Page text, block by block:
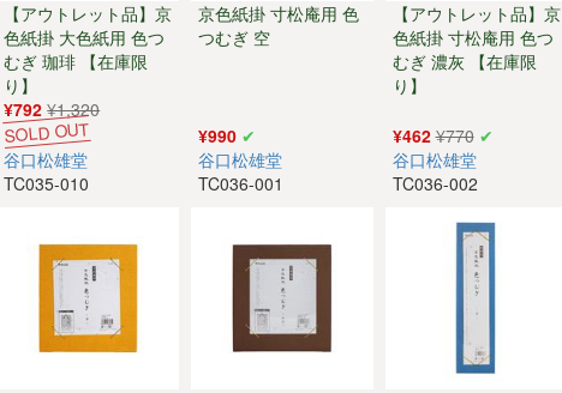
【アウトレット品】京
色紙掛 大色紙用 色つ
むぎ 珈琲 【在庫限
り】
¥792 ¥1,320
谷口松雄堂
TC035-010
京色紙掛 寸松庵用 色
つむぎ 空
¥990
谷口松雄堂
TC036-001
【アウトレット品】京
色紙掛 寸松庵用 色つ
むぎ 濃灰 【在庫限
り】
¥462 ¥770
谷口松雄堂
TC036-002